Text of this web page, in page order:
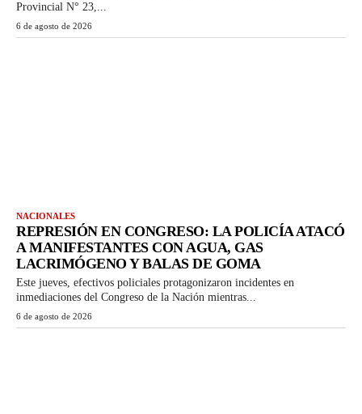
Provincial N° 23,...
6 de agosto de 2026
NACIONALES
REPRESIÓN EN CONGRESO: LA POLICÍA ATACÓ
A MANIFESTANTES CON AGUA, GAS
LACRIMÓGENO Y BALAS DE GOMA
Este jueves, efectivos policiales protagonizaron incidentes en
inmediaciones del Congreso de la Nación mientras...
6 de agosto de 2026